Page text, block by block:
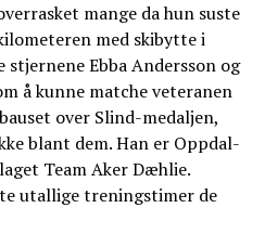
mange da hun suste
med skibytte i
stjernene Ebba Andersson og
å kunne matche veteranen
over Slind-medaljen,
blant dem. Han er Oppdal-
Team Aker Dæhlie.
utallige treningstimer de